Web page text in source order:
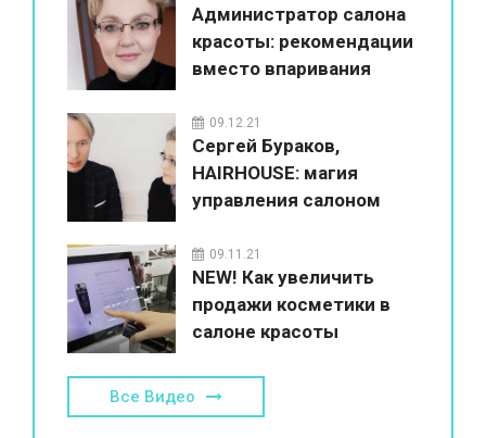
Администратор салона
красоты: рекомендации
вместо впаривания
09.12.21
Сергей Бураков,
HAIRHOUSE: магия
управления салоном
09.11.21
NEW! Как увеличить
продажи косметики в
салоне красоты
Все Видео